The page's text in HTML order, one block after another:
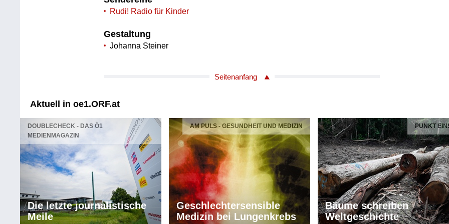
Rudi! Radio für Kinder
Gestaltung
Johanna Steiner
Seitenanfang
Aktuell in oe1.ORF.at
DOUBLECHECK - DAS Ö1
MEDIENMAGAZIN
Die letzte journalistische
Meile
AM PULS - GESUNDHEIT UND MEDIZIN
Geschlechtersensible
Medizin bei Lungenkrebs
PUNKT
Bäume schreiben
Weltgeschichte